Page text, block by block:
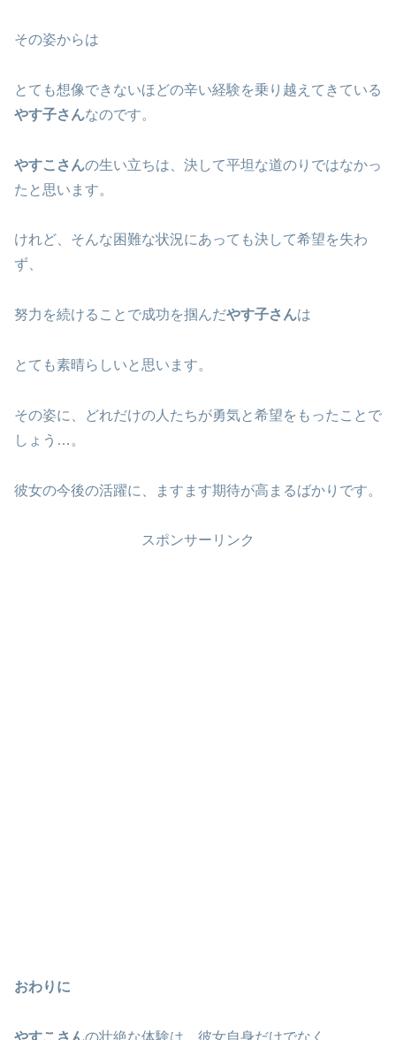
その姿からは
とても想像できないほどの辛い経験を乗り越えてきている
やす子さんなのです。
やすこさんの生い立ちは、決して平坦な道のりではなかっ
たと思います。
けれど、そんな困難な状況にあっても決して希望を失わ
ず、
努力を続けることで成功を掴んだやす子さんは
とても素晴らしいと思います。
その姿に、どれだけの人たちが勇気と希望をもったことで
しょう…。
彼女の今後の活躍に、ますます期待が高まるばかりです。
スポンサーリンク
おわりに
やすこさんの壮絶な体験は、彼女自身だけでなく